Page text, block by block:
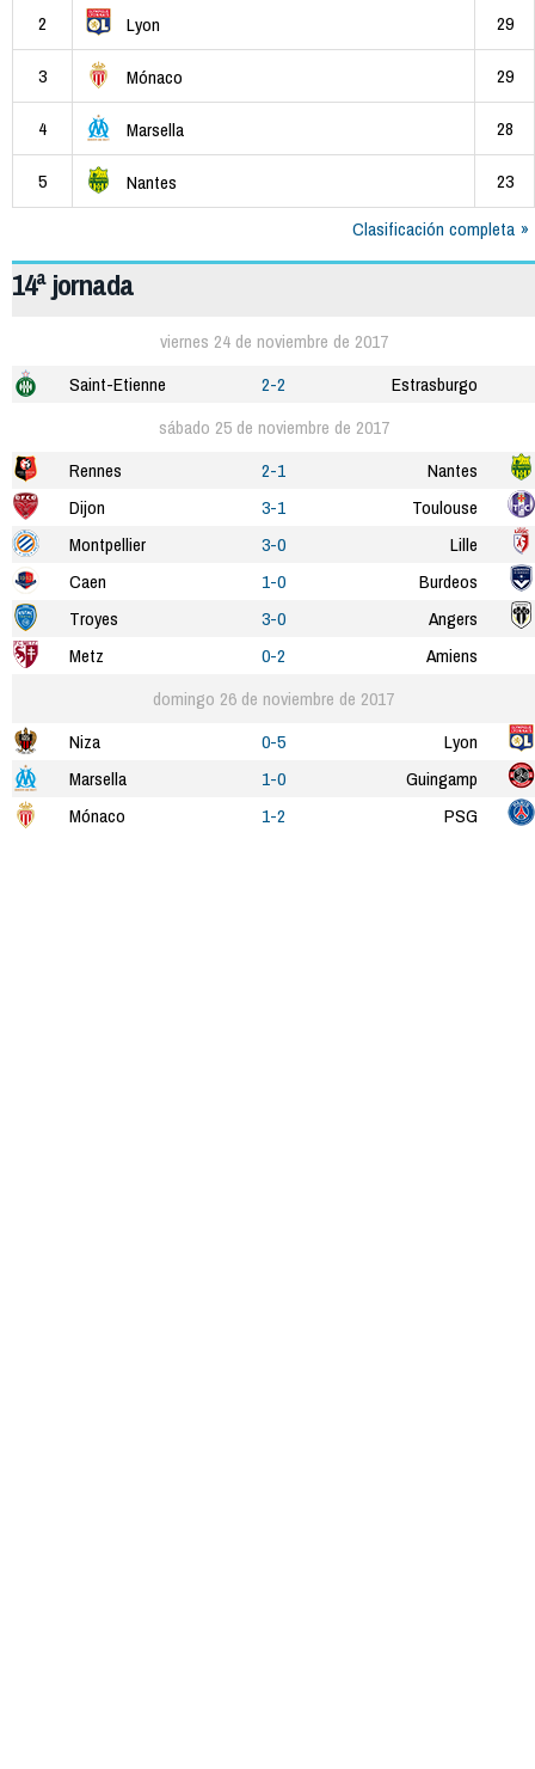
2 Lyon 29
3 Mónaco 29
4 Marsella 28
5 Nantes
23
Clasificación completa
14ª jornada
viernes 24 de noviembre de 2017
Saint-Etienne
2-2
Estrasburgo
sábado 25 de noviembre de 2017
Rennes
2-1
Nantes
Dijon
3-1
Toulouse
Montpellier
3-0
Lille
Caen
1-0
Burdeos
Troyes
3-0
Angers
Metz
0-2
Amiens
domingo 26 de noviembre de 2017
Niza
0-5
Lyon
Marsella
1-0
Guingamp
Mónaco
1-2 PSG